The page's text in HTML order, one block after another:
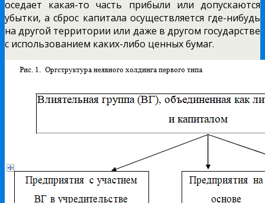
оседает какая-то часть прибыли или допускаются
убытки, а сброс капитала осуществляется где-нибудь
на другой территории или даже в другом государстве
с использованием каких-либо ценных бумаг.